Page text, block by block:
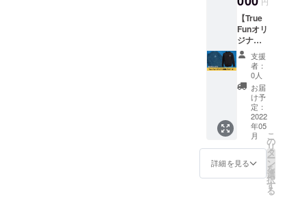
35.6×35
.6×7.6c
mの
トート
バッグ
で、黒
を予定
してお
りま
す。 ※
送料込
みのお
値段で
す。 ※
画像は
【True
Funオリ
ジナル
刺繡入
りパー
カー】
True
Funオリ
ジナル
刺繡入
りパー
カー
（黒）
を1枚お
届けし
ます。
支援
者：
0人
お届
け予
定：
2022
年05
月
詳細を見る
こ
の
リ
タ
ー
ン
を
選
択
す
る